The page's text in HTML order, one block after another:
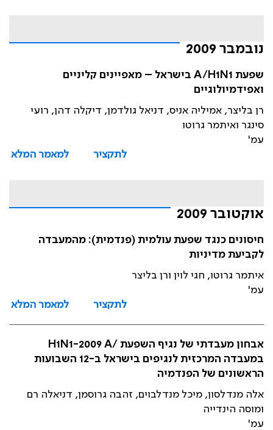
נובמבר 2009
שפעת A/H1N1 בישראל – מאפיינים קליניים
ואפידמיולוגיים
רן בליצר, אמיליה אניס, דניאל גולדמן, דיקלה דהן, רועי
סינגר ואיתמר גרוטו
עמ'
לתקציר
למאמר המלא
אוקטובר 2009
חיסונים כנגד שפעת עולמית (פנדמית): מהמעבדה
לקביעת מדיניות
איתמר גרוטו, חגי לוין ורן בליצר
עמ'
לתקציר
למאמר המלא
אבחון מעבדתי של נגיף השפעת /H1N1-2009 A
במעבדה המרכזית לנגיפים בישראל ב-12 השבועות
הראשונים של הפנדמיה
אלה מנדלסון, מיכל מנדלבוים, זהבה גרוסמן, דניאלה רם
ומוסה הינדייה
עמ'